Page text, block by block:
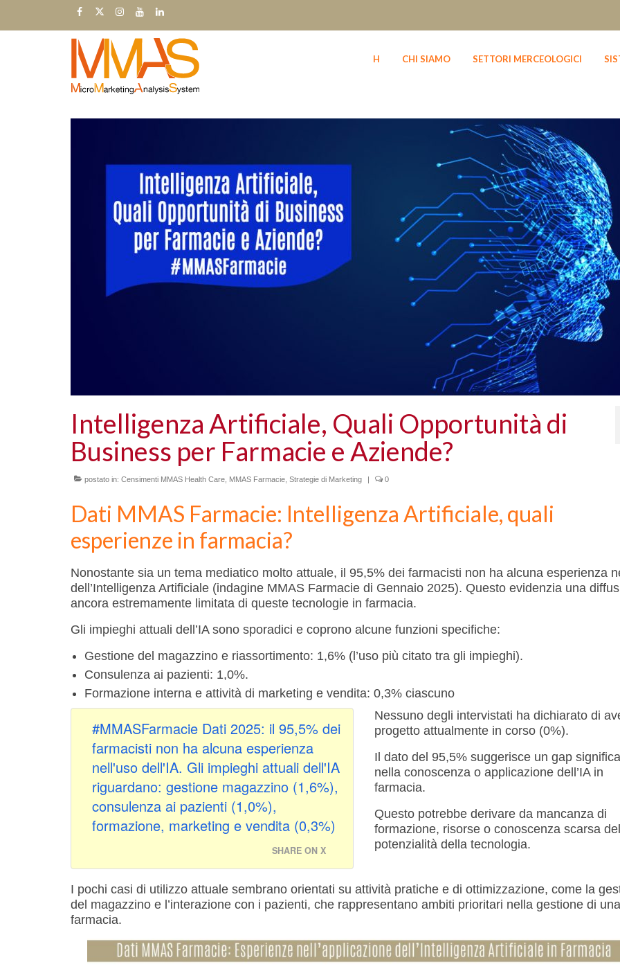
H CHI SIAMO SETTORI MERCEOLOGICI
Intelligenza Artificiale, Quali Opportunità di
Business per Farmacie e Aziende?
postato in: Censimenti MMAS Health Care MMAS Farmacie Strategie di Marketing | 0
Dati MMAS Farmacie: Intelligenza Artificiale, quali
esperienze in farmacia?
Nonostante sia un tema mediatico molto attuale, il 95,5% dei farmacisti non ha alcuna esperienza
dell’Intelligenza Artificiale (indagine MMAS Farmacie di Gennaio 2025). Questo evidenzia una
ancora estremamente limitata di queste tecnologie in farmacia.
Gli impieghi attuali dell’IA sono sporadici e coprono alcune funzioni specifiche:
Gestione del magazzino e riassortimento: 1,6% (l’uso più citato tra gli impieghi).
Consulenza ai pazienti: 1,0%.
Formazione interna e attività di marketing e vendita: 0,3% ciascuno
#MMASFarmacie Dati 2025: il 95,5% dei
farmacisti non ha alcuna esperienza
nell'uso dell'IA. Gli impieghi attuali dell'IA
riguardano: gestione magazzino (1,6%),
consulenza ai pazienti (1,0%),
formazione, marketing e vendita (0,3%)
SHARE ON X
Nessuno degli intervistati ha dichiarato di
progetto attualmente in corso (0%).
Il dato del 95,5% suggerisce un gap
nella conoscenza o applicazione dell’IA in
farmacia.
Questo potrebbe derivare da mancanza di
formazione, risorse o conoscenza scarsa
potenzialità della tecnologia.
I pochi casi di utilizzo attuale sembrano orientati su attività pratiche e di ottimizzazione, come la
del magazzino e l’interazione con i pazienti, che rappresentano ambiti prioritari nella gestione di una
farmacia.